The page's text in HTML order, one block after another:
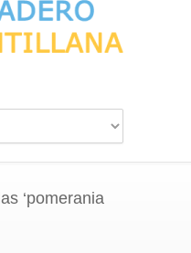
‘pomerania